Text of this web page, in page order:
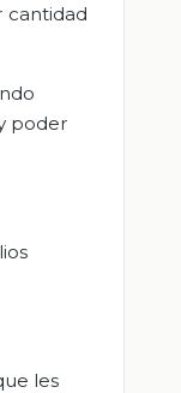
cantidad
poder
les